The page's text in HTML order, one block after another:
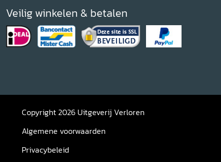
Veilig winkelen & betalen
Copyright 2026 Uitgeverij Verloren
Algemene voorwaarden
Privacybeleid